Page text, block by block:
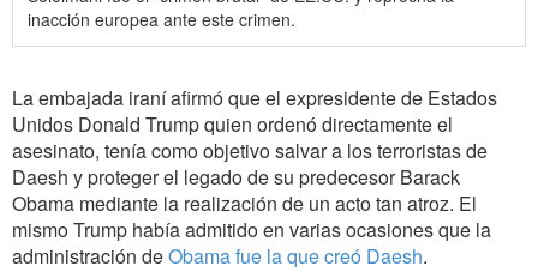
inacción europea ante este crimen.
La embajada iraní afirmó que el expresidente de Estados
Unidos Donald Trump quien ordenó directamente el
asesinato, tenía como objetivo salvar a los terroristas de
Daesh y proteger el legado de su predecesor Barack
Obama mediante la realización de un acto tan atroz. El
mismo Trump había admitido en varias ocasiones que la
administración deObama fue la que creó Daesh.